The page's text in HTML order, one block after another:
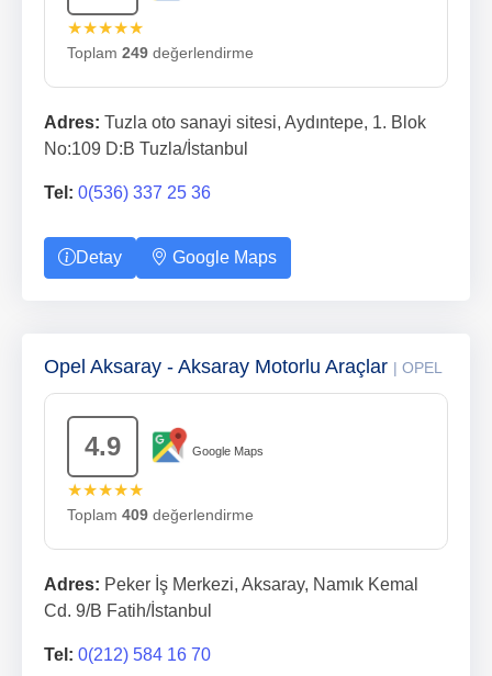
★★★★★
Toplam 249 değerlendirme
Adres: Tuzla oto sanayi sitesi, Aydıntepe, 1. Blok
No:109 D:B Tuzla/İstanbul
Tel: 0(536) 337 25 36
Detay Google Maps
Opel Aksaray - Aksaray Motorlu Araçlar | OPEL
4.9 Google Maps
★★★★★
Toplam 409 değerlendirme
Adres: Peker İş Merkezi, Aksaray, Namık Kemal
Cd. 9/B Fatih/İstanbul
Tel: 0(212) 584 16 70